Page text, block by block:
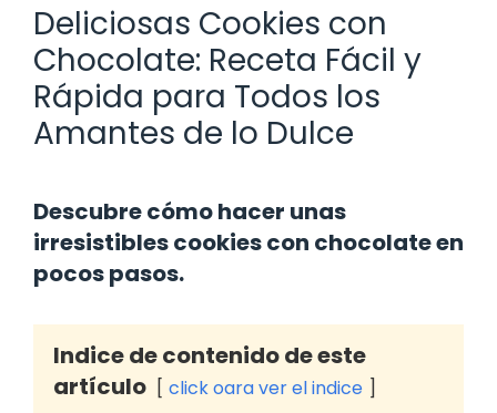
Deliciosas Cookies con
Chocolate: Receta Fácil y
Rápida para Todos los
Amantes de lo Dulce
Descubre cómo hacer unas
irresistibles cookies con chocolate en
pocos pasos.
Indice de contenido de este
artículo
click oara ver el indice